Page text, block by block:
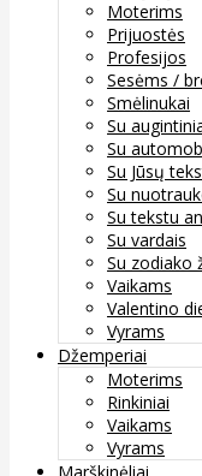
Moterims
Prijuostės
Profesijos
Sesėms /
Smėlinukai
Su
Su
Su Jūsų
Su
Su tekstu
Su vardais
Su zodiako
Vaikams
Valentino
Vyrams
Džemperiai
Moterims
Rinkiniai
Vaikams
Vyrams
Marškinėliai